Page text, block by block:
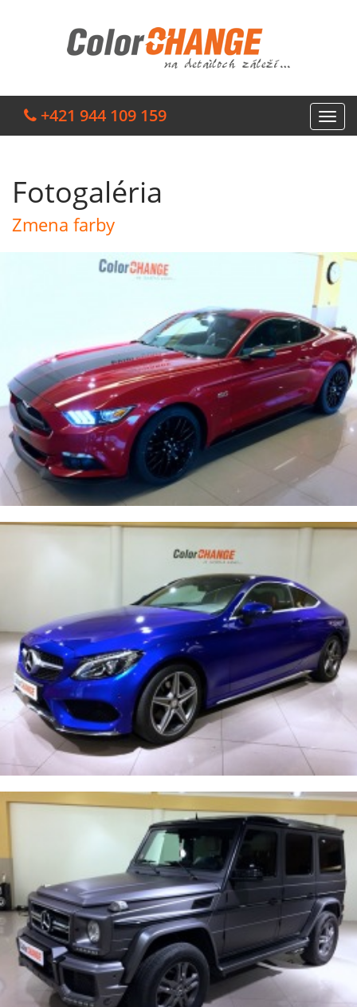
+421 944 109 159
Fotogaléria
Zmena farby